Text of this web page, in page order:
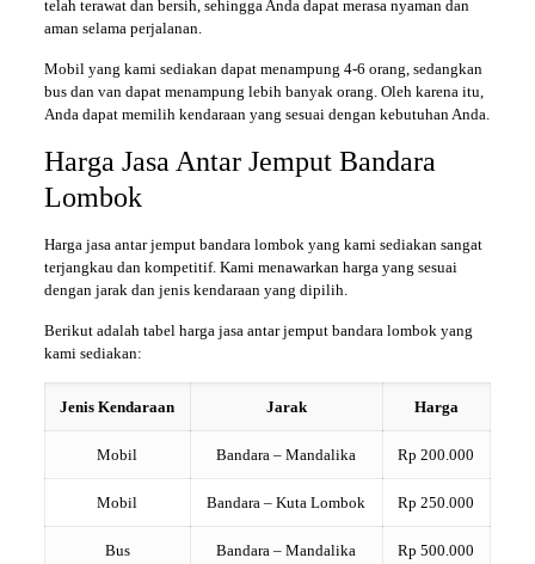
telah terawat dan bersih, sehingga Anda dapat merasa nyaman dan
aman selama perjalanan.
Mobil yang kami sediakan dapat menampung 4-6 orang, sedangkan
bus dan van dapat menampung lebih banyak orang. Oleh karena itu,
Anda dapat memilih kendaraan yang sesuai dengan kebutuhan Anda.
Harga Jasa Antar Jemput Bandara
Lombok
Harga jasa antar jemput bandara lombok yang kami sediakan sangat
terjangkau dan kompetitif. Kami menawarkan harga yang sesuai
dengan jarak dan jenis kendaraan yang dipilih.
Berikut adalah tabel harga jasa antar jemput bandara lombok yang
kami sediakan:
Jenis Kendaraan Jarak Harga
Mobil Bandara – Mandalika Rp 200.000
Mobil Bandara – Kuta Lombok Rp 250.000
Bus Bandara – Mandalika Rp 500.000